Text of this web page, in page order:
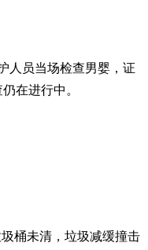
人员当场检查男婴，证
在进行中。
桶未清，垃圾减缓撞击